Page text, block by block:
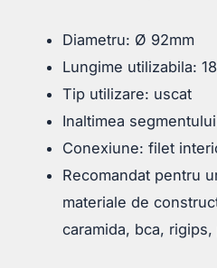
Diametru: Ø 92mm
Lungime utilizabila:
Tip utilizare: uscat
Inaltimea
Conexiune: filet
Recomandat pentru
materiale de
caramida, bca,